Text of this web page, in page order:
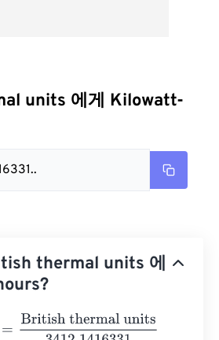
units 에게 Kilowatt-
thermal units 에
thermal units3412.1416331